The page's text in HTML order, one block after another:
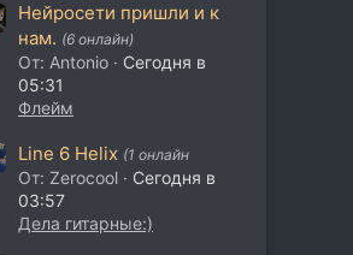
Нейросети пришли и к
нам. (6 онлайн)
От: Antonio
Сегодня в
05:31
Флейм
Line 6 Helix (1 онлайн
От: Zerocool
Сегодня в
03:57
Дела гитарные:)